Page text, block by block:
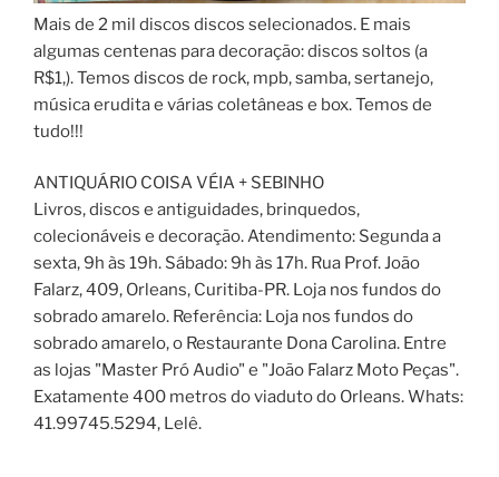
Mais de 2 mil discos discos selecionados. E mais
algumas centenas para decoração: discos soltos (a
R$1,). Temos discos de rock, mpb, samba, sertanejo,
música erudita e várias coletâneas e box. Temos de
tudo!!!
ANTIQUÁRIO COISA VÉIA + SEBINHO
Livros, discos e antiguidades, brinquedos,
colecionáveis e decoração. Atendimento: Segunda a
sexta, 9h às 19h. Sábado: 9h às 17h. Rua Prof. João
Falarz, 409, Orleans, Curitiba-PR. Loja nos fundos do
sobrado amarelo. Referência: Loja nos fundos do
sobrado amarelo, o Restaurante Dona Carolina. Entre
as lojas "Master Pró Audio" e "João Falarz Moto Peças".
Exatamente 400 metros do viaduto do Orleans. Whats:
41.99745.5294, Lelê.